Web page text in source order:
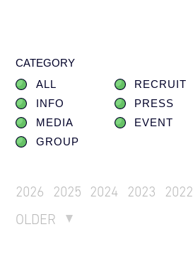
CATEGORY
ALL
RECRUIT
INFO
PRESS
MEDIA
EVENT
GROUP
2026 2025 2024 2023
2022
OLDER